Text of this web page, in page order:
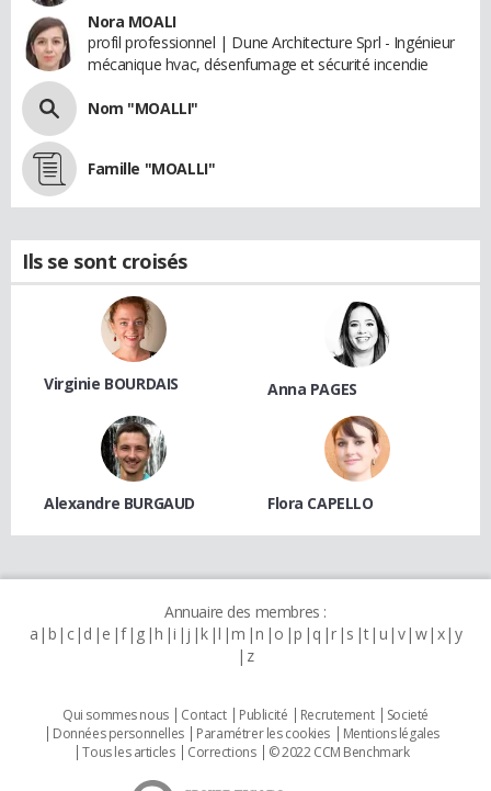
Nora MOALI
profil professionnel | Dune Architecture Sprl - Ingénieur
mécanique hvac, désenfumage et sécurité incendie
Nom "MOALLI"
Famille "MOALLI"
Ils se sont croisés
Virginie BOURDAIS Anna PAGES
Alexandre BURGAUD Flora CAPELLO
Annuaire des membres :
a b c d e f g h i j k l m n o p q r s t u v w x y
z
Qui sommes nous Contact Publicité Recrutement
Societé
Données personnelles
Paramétrer les cookies
Mentions légales
Tous les articles
Corrections © 2022 CCM Benchmark